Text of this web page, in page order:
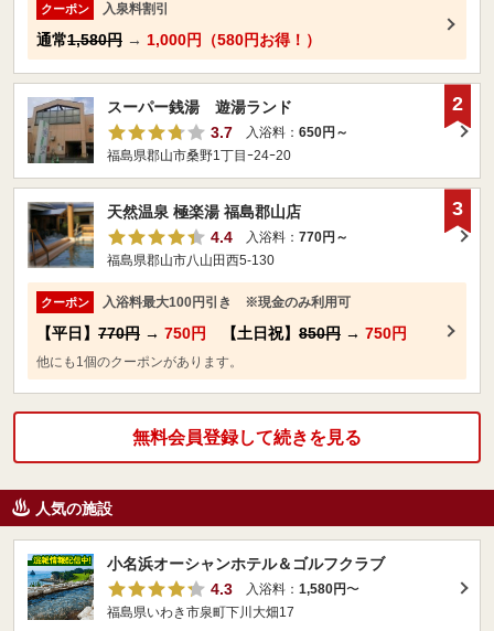
クーポン 入泉料割引
通常1,580円 → 1,000円（580円お得！）
スーパー銭湯 遊湯ランド
3.7
入浴料： 650円～
福島県郡山市桑野1丁目ｰ24ｰ20
2
天然温泉 極楽湯 福島郡山店
4.4
入浴料： 770円～
福島県郡山市八山田西5-130
クーポン 入浴料最大100円引き ※現金のみ利用可
【平日】 770円 → 750円 【土日祝】 850円 → 750円
他にも1個のクーポンがあります。
3
無料会員登録して続きを見る
人気の施設
小名浜オーシャンホテル＆ゴルフクラブ
4.3
入浴料： 1,580円〜
福島県いわき市泉町下川大畑17